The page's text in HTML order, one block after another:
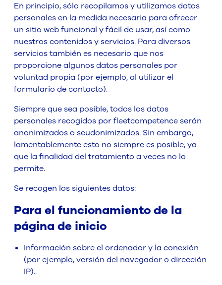
En principio, sólo recopilamos y utilizamos datos
personales en la medida necesaria para ofrecer
un sitio web funcional y fácil de usar, así como
nuestros contenidos y servicios. Para diversos
servicios también es necesario que nos
proporcione algunos datos personales por
voluntad propia (por ejemplo, al utilizar el
formulario de contacto).
Siempre que sea posible, todos los datos
personales recogidos por fleetcompetence serán
anonimizados o seudonimizados. Sin embargo,
lamentablemente esto no siempre es posible, ya
que la finalidad del tratamiento a veces no lo
permite.
Se recogen los siguientes datos:
Para el funcionamiento de la
página de inicio
Información sobre el ordenador y la conexión
(por ejemplo, versión del navegador o dirección
IP)..